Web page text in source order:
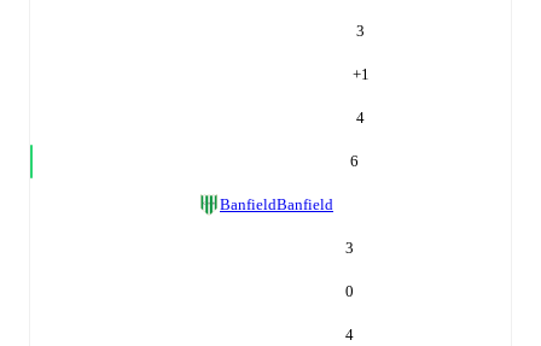
3
+1
4
6
BanfieldBanfield
3
0
4